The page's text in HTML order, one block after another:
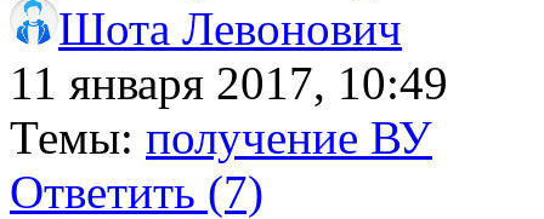
Шота Левонович
11 января 2017, 10:49
Темы: получение ВУ
Ответить (7)